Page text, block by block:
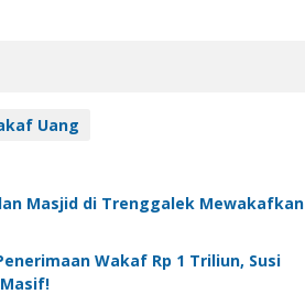
Uang
Masjid di Trenggalek Mewakafkan
Wakaf Rp 1 Triliun, Susi